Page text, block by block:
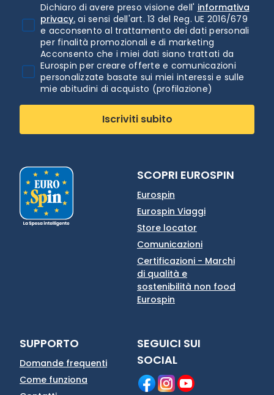
Dichiaro di avere preso visione dell' informativa
privacy. ai sensi dell'art. 13 del Reg. UE 2016/679
e acconsento al trattamento dei dati personali
per finalità promozionali e di marketing
Acconsento che i miei dati siano trattati da
Eurospin per creare offerte e comunicazioni
personalizzate basate sui miei interessi e sulle
mie abitudini di acquisto (profilazione)
Iscriviti subito
SCOPRI EUROSPIN
Eurospin
Eurospin Viaggi
Store locator
Comunicazioni
Certificazioni - Marchi
di qualità e
sostenibilità non food
Eurospin
SUPPORTO
Domande frequenti
Come funziona
SEGUICI SUI
SOCIAL